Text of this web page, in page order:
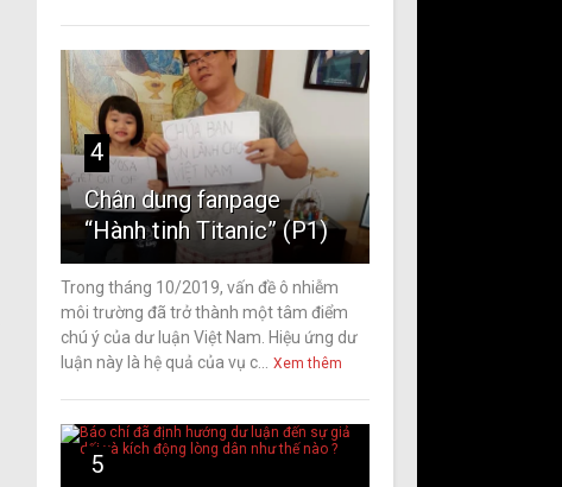
4
Chân dung fanpage
“Hành tinh Titanic” (P1)
Trong tháng 10/2019, vấn đề ô nhiễm
môi trường đã trở thành một tâm điểm
chú ý của dư luận Việt Nam. Hiệu ứng dư
luận này là hệ quả của vụ c...
Xem thêm
5